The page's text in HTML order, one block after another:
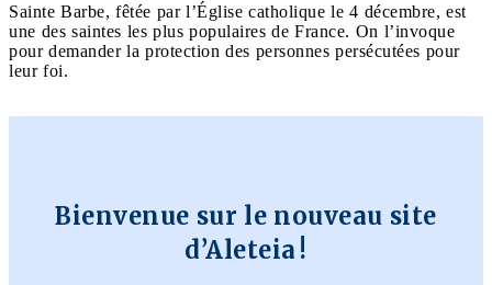
Sainte Barbe, fêtée par l’Église catholique le 4 décembre, est
une des saintes les plus populaires de France. On l’invoque
pour demander la protection des personnes persécutées pour
leur foi.
Bienvenue sur le nouveau site
d’Aleteia !